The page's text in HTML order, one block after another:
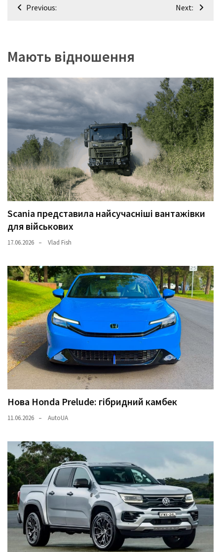
Previous: Next:
Мають відношення
Scania представила найсучасніші вантажівки
для військових
17.06.2026 Vlad Fish
Нова Honda Prelude: гібридний камбек
11.06.2026 AutoUA